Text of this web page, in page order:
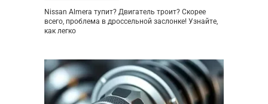
Nissan Almera тупит? Двигатель троит? Скорее
всего, проблема в дроссельной заслонке! Узнайте,
как легко